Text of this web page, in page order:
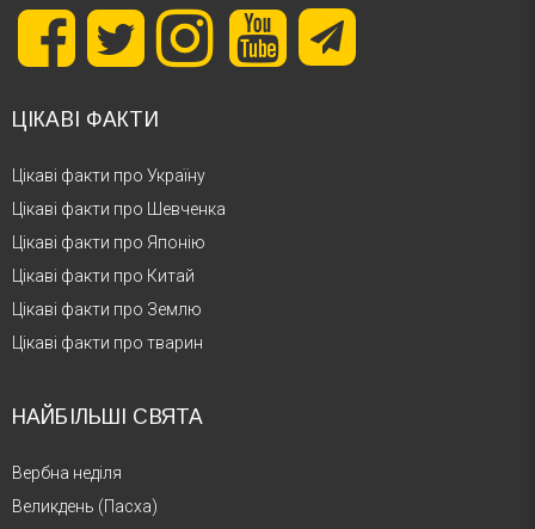
ЦІКАВІ ФАКТИ
Цікаві факти про Україну
Цікаві факти про Шевченка
Цікаві факти про Японію
Цікаві факти про Китай
Цікаві факти про Землю
Цікаві факти про тварин
НАЙБІЛЬШІ СВЯТА
Вербна неділя
Великдень (Пасха)